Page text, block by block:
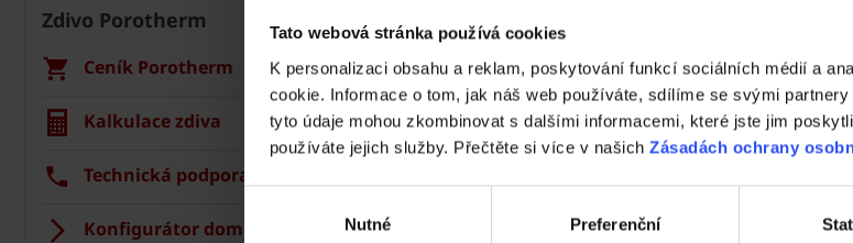
Tato webová stránka používá cookies
K personalizaci obsahu a reklam, poskytování funkcí sociálních médií a
cookie. Informace o tom, jak náš web používáte, sdílíme se svými
tyto údaje mohou zkombinovat s dalšími informacemi, které jste jim
používáte jejich služby. Přečtěte si více v našich Zásadách ochrany
Nutné Preferenční
Zdivo Porotherm
Ceník Porotherm
Kalkulace zdiva
Technická podpora
Konfigurátor domu
Střecha Tondach
Ceník Tondach
Kalkulace střešní krytiny
Střechy ve vašem okolí